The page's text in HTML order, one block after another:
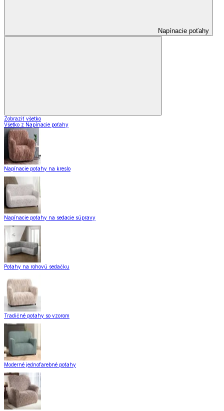
Napínacie poťahy
Zobraziť všetko
Všetko z Napínacie poťahy
Napínacie poťahy na kreslo
Napínacie poťahy na sedacie súpravy
Poťahy na rohovú sedačku
Tradičné poťahy so vzorom
Moderné jednofarebné poťahy